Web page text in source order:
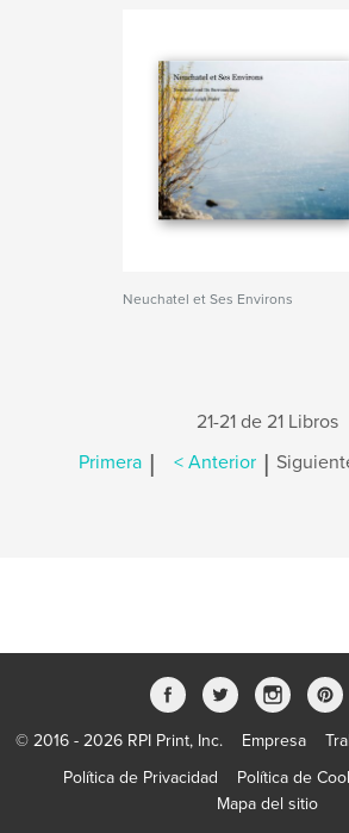
Neuchatel et Ses Environs
21-21 de 21 Libros
Primera | < Anterior |
© 2016 - 2026 RPI Print, Inc. Empresa
Política de Privacidad
Política de
Mapa del sitio